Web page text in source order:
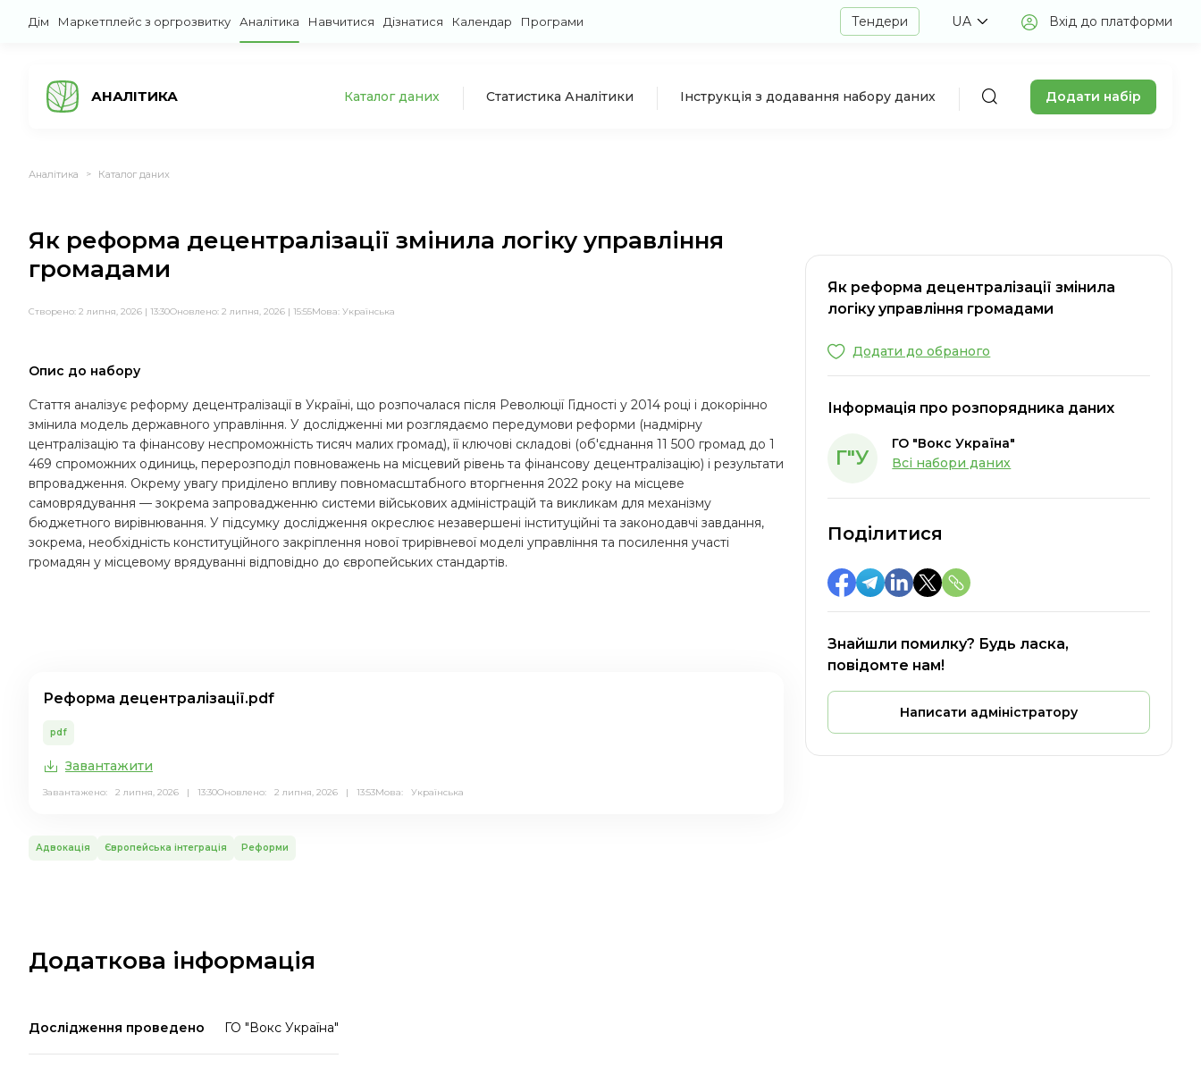
Дім Маркетплейс з оргрозвитку Аналітика Навчитися Дізнатися Календар Програми Тендери UA Вхід до платформи
АНАЛІТИКА Каталог даних Статистика Аналітики Інструкція з додавання набору даних Додати набір
Аналітика > Каталог даних
Як реформа децентралізації змінила логіку управління
громадами
Створено: 2 липня, 2026 | 13:30Оновлено: 2 липня, 2026 | 15:55Мова: Українська
Опис до набору
Стаття аналізує реформу децентралізації в Україні, що розпочалася після Революції Гідності у 2014 році і докорінно
змінила модель державного управління. У дослідженні ми розглядаємо передумови реформи (надмірну
централізацію та фінансову неспроможність тисяч малих громад), її ключові складові (об'єднання 11 500 громад до 1
469 спроможних одиниць, перерозподіл повноважень на місцевий рівень та фінансову децентралізацію) і результати
впровадження. Окрему увагу приділено впливу повномасштабного вторгнення 2022 року на місцеве
самоврядування — зокрема запровадженню системи військових адміністрацій та викликам для механізму
бюджетного вирівнювання. У підсумку дослідження окреслює незавершені інституційні та законодавчі завдання,
зокрема, необхідність конституційного закріплення нової трирівневої моделі управління та посилення участі
громадян у місцевому врядуванні відповідно до європейських стандартів.
Реформа децентралізації.pdf
pdf
Завантажити
Завантажено: 2 липня, 2026 | 13:30Оновлено: 2 липня, 2026 | 13:53Мова: Українська
Адвокація Європейська інтеграція Реформи
Додаткова інформація
Дослідження проведено ГО "Вокс Україна"
Як реформа децентралізації змінила
логіку управління громадами
Додати до обраного
Інформація про розпорядника даних
Г"У
ГО "Вокс Україна"
Всі набори даних
Поділитися
Знайшли помилку? Будь ласка,
повідомте нам!
Написати адміністратору